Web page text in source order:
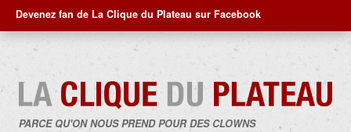
Devenez fan de La Clique du Plateau sur Facebook
PARCE QU'ON NOUS PREND POUR DES CLOWNS